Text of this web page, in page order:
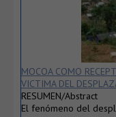
MOCOA COMO
VICTIMA DEL
RESUMEN/Abstract
El fenómeno del